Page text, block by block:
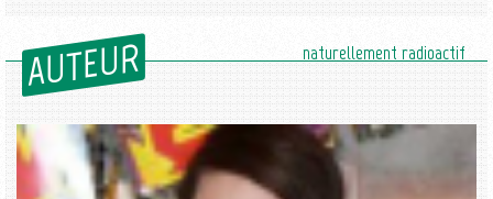
AUTEUR naturellement radioactif